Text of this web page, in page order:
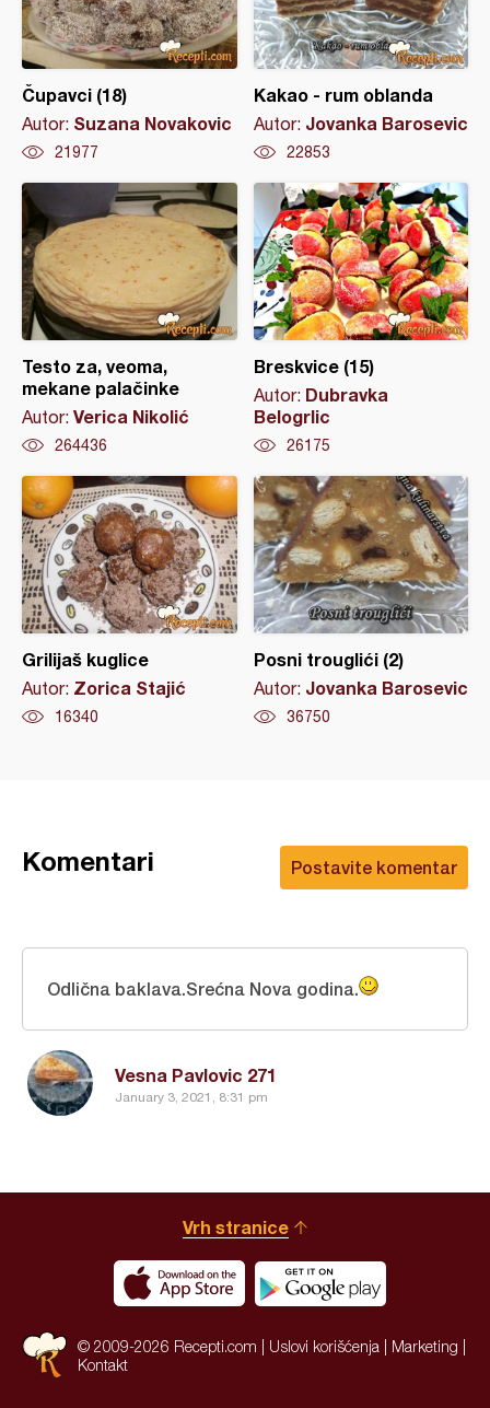
Čupavci (18)
Autor: Suzana Novakovic
21977
Kakao - rum oblanda
Autor: Jovanka Barosevic
22853
Testo za, veoma,
mekane palačinke
Autor: Verica Nikolić
264436
Breskvice (15)
Autor: Dubravka
Belogrlic
26175
Grilijaš kuglice
Autor: Zorica Stajić
16340
Posni trouglići (2)
Autor: Jovanka Barosevic
36750
Postavite komentar
Komentari
Vesna Pavlovic 271
January 3, 2021, 8:31 pm
Odlična baklava.Srećna Nova godina.
Vrh stranice
© 2009-2026 Recepti.com | Uslovi korišćenja Marketing
Kontakt